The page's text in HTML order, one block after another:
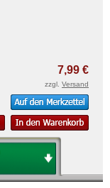
7,99 €
zzgl. Versand